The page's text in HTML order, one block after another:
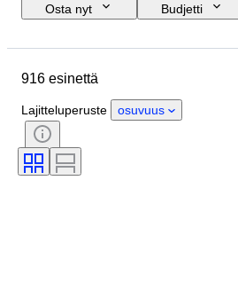
Osta nyt
Budjetti
Materiaali
Tyylisuuntaus
Väri
Testattu ja toimiva
Levy-yhtiö
916 esinettä
Lajitteluperuste osuvuus